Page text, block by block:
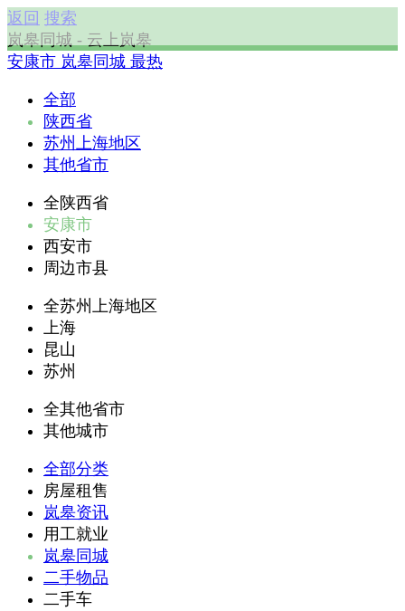
返回 搜索
岚皋同城 - 云上岚皋
安康市 岚皋同城 最热
全部
陕西省
苏州上海地区
其他省市
全陕西省
安康市
西安市
周边市县
全苏州上海地区
上海
昆山
苏州
全其他省市
其他城市
全部分类
房屋租售
岚皋资讯
用工就业
岚皋同城
二手物品
二手车